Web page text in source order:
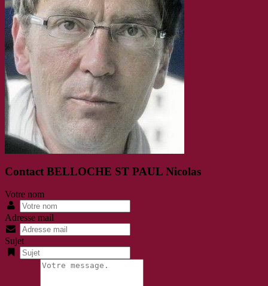
Contact BELLOCHE ST PAUL Nicolas
Votre nom
Adresse mail
Sujet